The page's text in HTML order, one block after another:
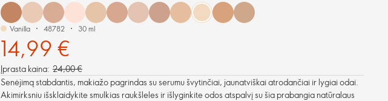
Vanilla 48782 30 ml
14,99 €
Įprasta kaina: 24,00 €
Senėjimą stabdantis, makiažo pagrindas su serumu švytinčiai, jaunatviškai atrodančiai ir lygiai odai.
Akimirksniu išsklaidykite smulkias raukšleles ir išlyginkite odos atspalvį su šia prabangia natūralaus